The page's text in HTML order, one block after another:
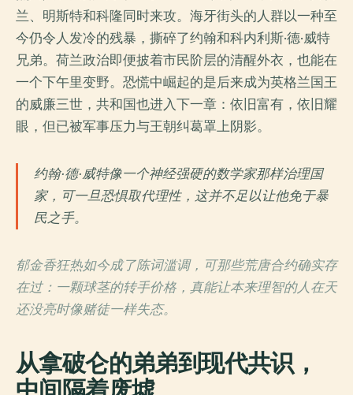
兰、明斯特和科隆同时来攻。海牙街头的人群以一种至
今仍令人发冷的残暴，撕碎了约翰和科内利斯·德·威特
兄弟。荷兰政治即便披着市民阶层的清醒外衣，也能在
一个下午里变野。恐慌中崛起的是后来成为英格兰国王
的威廉三世，共和国也进入下一章：依旧富有，依旧耀
眼，但已被军事压力与王朝纠葛罩上阴影。
约翰·德·威特像一个神经强硬的数学家那样治理国
家，可一旦恐惧取代理性，这并不足以让他免于暴
民之手。
郁金香狂热如今成了陈词滥调，可那些荒唐合约确实存
在过：一颗球茎的转手价格，真能让本来理智的人在天
还没亮时像赌徒一样失态。
从拿破仑的弟弟到现代共识，